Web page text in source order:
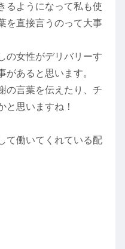
るようになって私も使
を直接言うのって大事
の女性がデリバリーす
があると思います。
の言葉を伝えたり、チ
と思いますね！
て働いてくれている配